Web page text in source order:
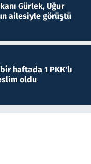
Gürlek, Uğur
ailesiyle görüştü
haftada 1 PKK'lı
oldu